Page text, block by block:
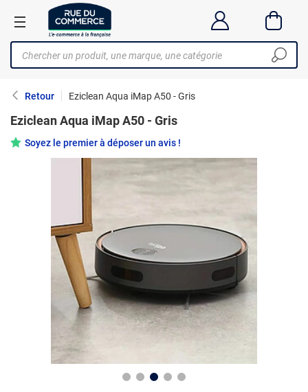
Retour Eziclean Aqua iMap A50 - Gris
Eziclean Aqua iMap A50 - Gris
Soyez le premier à déposer un avis !